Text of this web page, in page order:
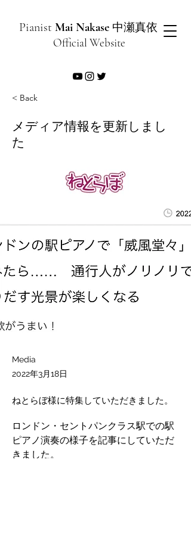
Pianist Mai Nakase​ 中瀬真依
Official Website
< Back
メディア情報を更新しまし
た
Media
2022年3月18日
ねとらぼ様に特集していただきました。
ロンドン・セントパンクラス駅での駅
ピアノ演奏の様子を記事にしていただ
きました。